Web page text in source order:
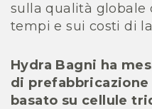
sulla qualità globale
tempi e sui costi di
Hydra Bagni ha
di
basato su cellule